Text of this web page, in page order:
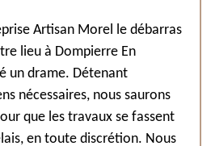
Artisan Morel le débarras
lieu à Dompierre En
un drame. Détenant
nécessaires, nous saurons
que les travaux se fassent
en toute discrétion. Nous